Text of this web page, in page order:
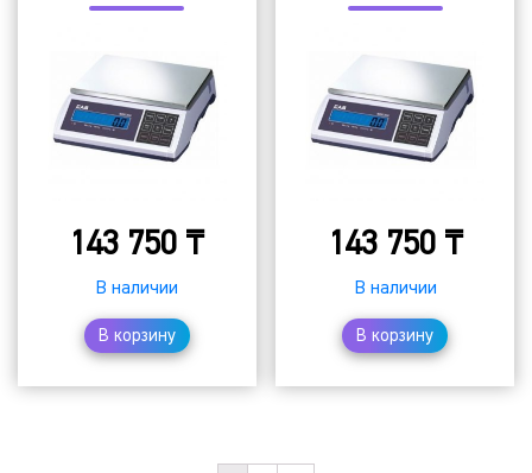
143 750 ₸
В наличии
В корзину
143 750 ₸
В наличии
В корзину